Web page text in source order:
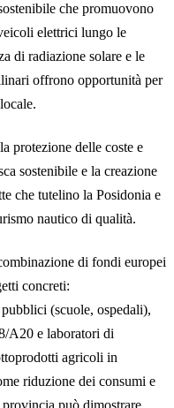
che promuovono
elettrici lungo le
di radiazione solare e le
offrono opportunità per
protezione delle coste e
sostenibile e la creazione
che tutelino la Posidonia e
nautico di qualità.
di fondi europei
concreti:
(scuole, ospedali),
A20 e laboratori di
agricoli in
riduzione dei consumi e
può dimostrare